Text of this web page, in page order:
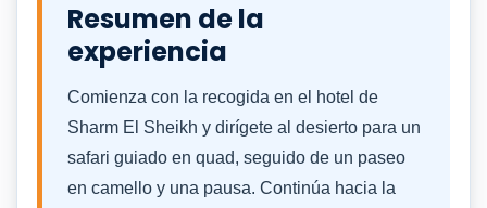
Resumen de la
experiencia
Comienza con la recogida en el hotel de
Sharm El Sheikh y dirígete al desierto para un
safari guiado en quad, seguido de un paseo
en camello y una pausa. Continúa hacia la